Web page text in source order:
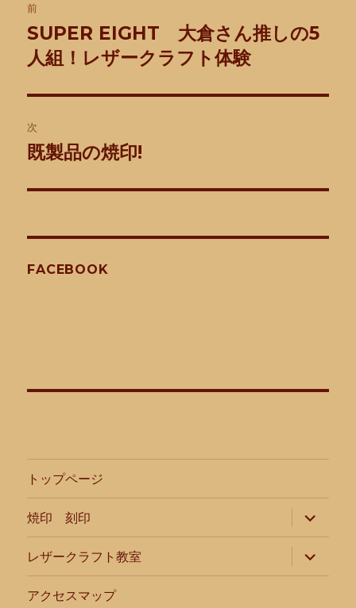
稿
ナ
ビ
ゲ
ー
シ
ン
前
前
の
稿:
SUPER EIGHT 大倉さん推しの5
人組！レザークラフト体験
次
次
投
既製品の焼印!
FACEBOOK
トップページ
焼印 刻印
サ
ブ
メ
ニ
ュ
ー
レザークラフト教室
サ
ブ
メ
アクセスマップ